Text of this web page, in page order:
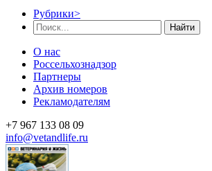
Рубрики>
Найти
О нас
Россельхознадзор
Партнеры
Архив номеров
Рекламодателям
+7 967 133 08 09
info@vetandlife.ru